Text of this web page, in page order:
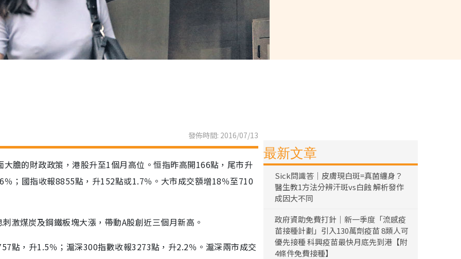
發佈時間: 2016/07/13
膽的財政政策，港股升至1個月高位。恒指昨高開166點，尾市升
；國指收報8855點，升152點或1.7％。大市成交額增18％至710
激煤炭及鋼鐵板塊大漲，帶動A股創近三個月新高。
點，升1.5％；滬深300指數收報3273點，升2.2％。滬深兩市成交
最新文章
Sick問識答｜皮膚現白斑=真菌纏身？
醫生教1方法分辨汗斑vs白蝕 解析發作
成因大不同
政府資助免費打針｜新一季度「流感疫
苗接種計劃」引入130萬劑疫苗 8類人可
優先接種 科興疫苗最快月底先到港【附
4條件免費接種】